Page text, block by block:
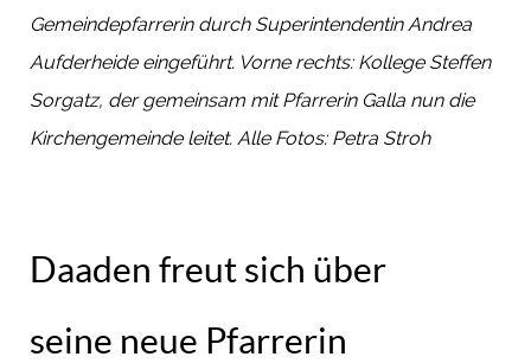
Gemeindepfarrerin durch Superintendentin Andrea
Aufderheide eingeführt. Vorne rechts: Kollege Steffen
Sorgatz, der gemeinsam mit Pfarrerin Galla nun die
Kirchengemeinde leitet. Alle Fotos: Petra Stroh
Daaden freut sich über
seine neue Pfarrerin